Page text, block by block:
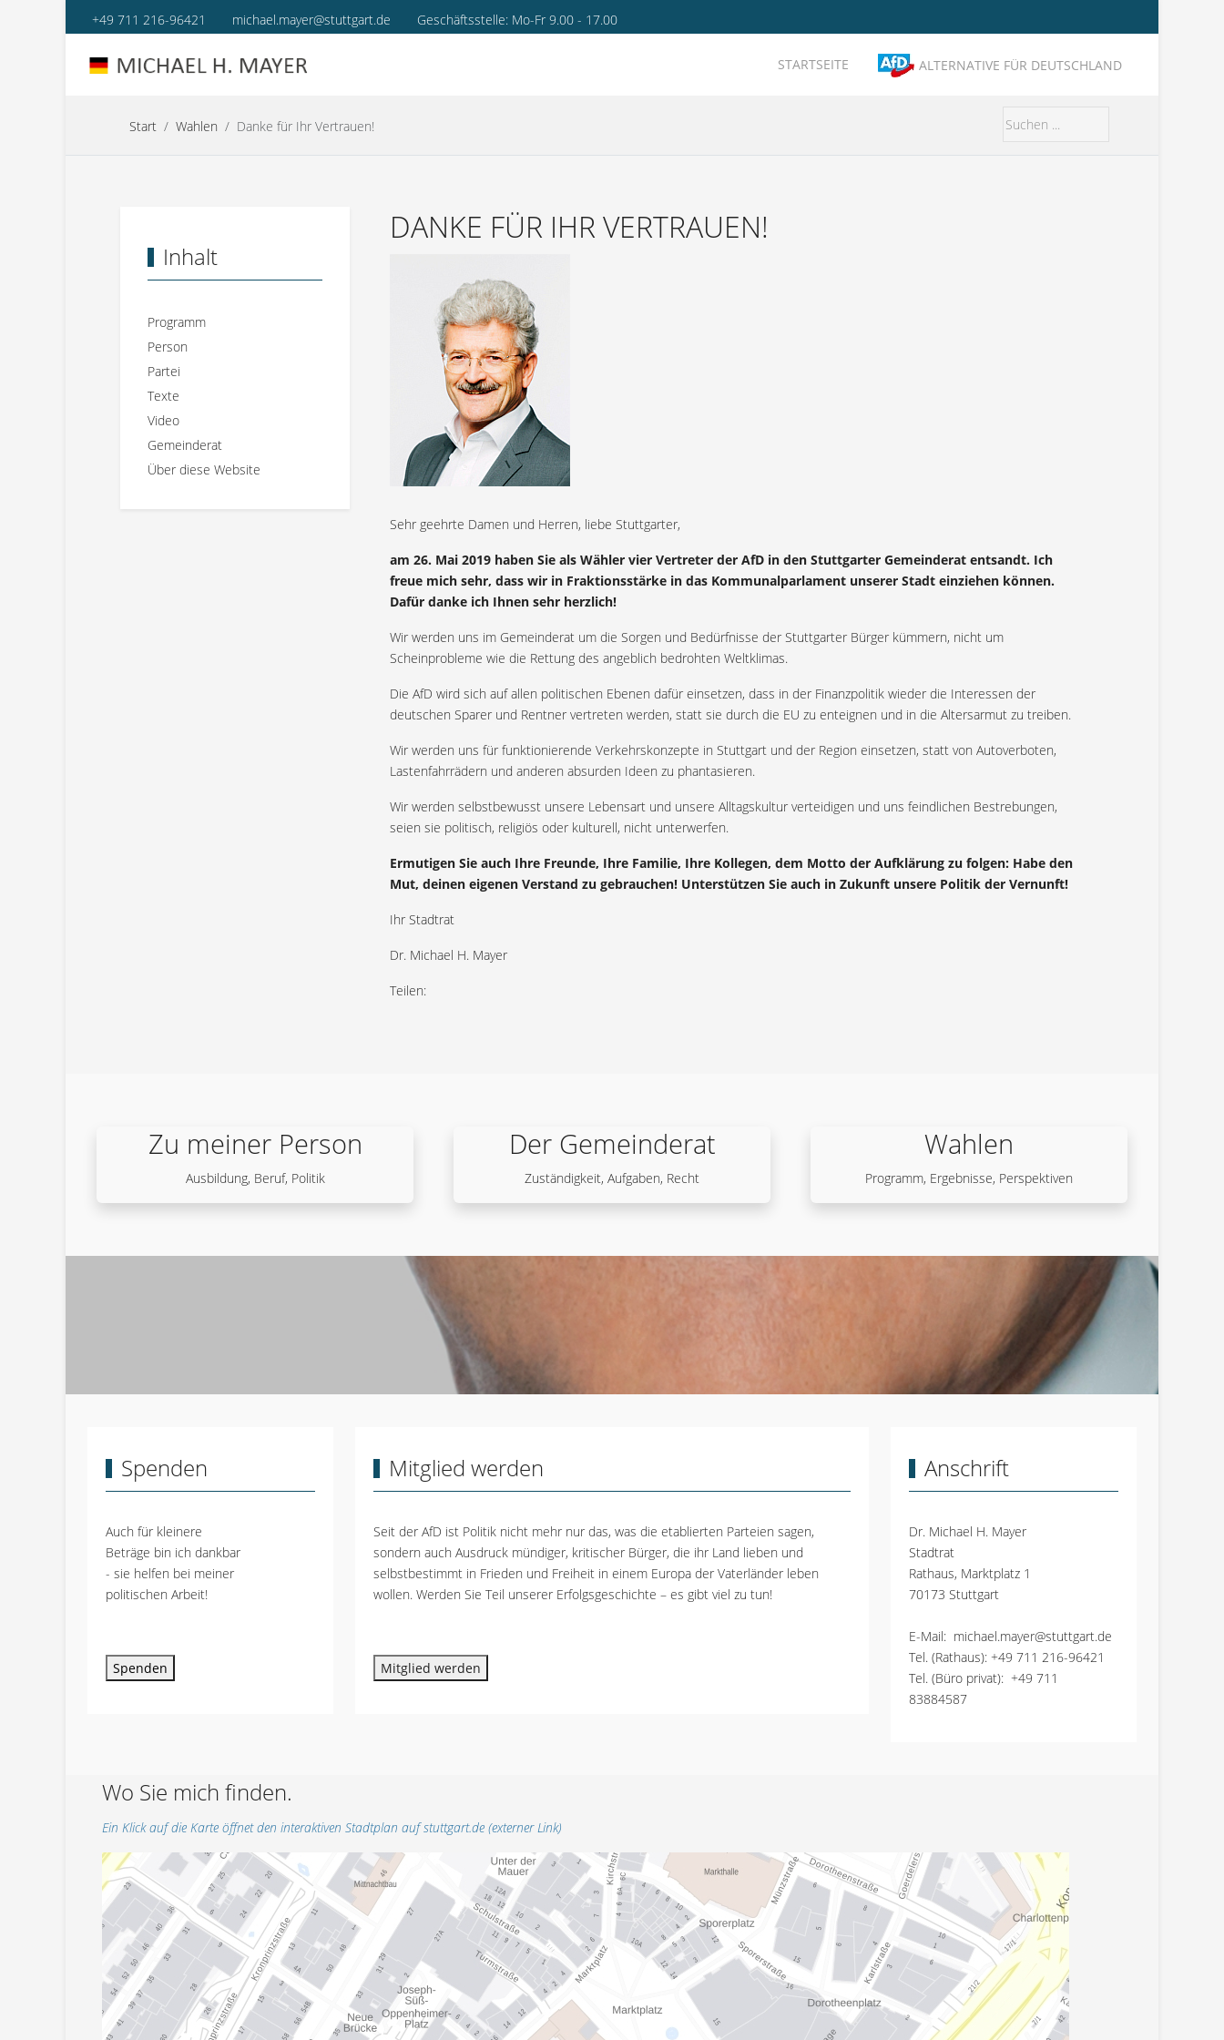
+49 711 216-96421 michael.mayer@stuttgart.de Geschäftsstelle: Mo-Fr 9.00 - 17.00
STARTSEITE ALTERNATIVE FÜR DEUTSCHLAND
Start Wahlen Danke für Ihr Vertrauen!
Inhalt
Programm
Person
Partei
Texte
Video
Gemeinderat
Über diese Website
DANKE FÜR IHR VERTRAUEN!
Sehr geehrte Damen und Herren, liebe Stuttgarter,
am 26. Mai 2019 haben Sie als Wähler vier Vertreter der AfD in den Stuttgarter Gemeinderat entsandt. Ich
freue mich sehr, dass wir in Fraktionsstärke in das Kommunalparlament unserer Stadt einziehen können.
Dafür danke ich Ihnen sehr herzlich!
Wir werden uns im Gemeinderat um die Sorgen und Bedürfnisse der Stuttgarter Bürger kümmern, nicht um
Scheinprobleme wie die Rettung des angeblich bedrohten Weltklimas.
Die AfD wird sich auf allen politischen Ebenen dafür einsetzen, dass in der Finanzpolitik wieder die Interessen der
deutschen Sparer und Rentner vertreten werden, statt sie durch die EU zu enteignen und in die Altersarmut zu treiben.
Wir werden uns für funktionierende Verkehrskonzepte in Stuttgart und der Region einsetzen, statt von Autoverboten,
Lastenfahrrädern und anderen absurden Ideen zu phantasieren.
Wir werden selbstbewusst unsere Lebensart und unsere Alltagskultur verteidigen und uns feindlichen Bestrebungen,
seien sie politisch, religiös oder kulturell, nicht unterwerfen.
Ermutigen Sie auch Ihre Freunde, Ihre Familie, Ihre Kollegen, dem Motto der Aufklärung zu folgen: Habe den
Mut, deinen eigenen Verstand zu gebrauchen! Unterstützen Sie auch in Zukunft unsere Politik der Vernunft!
Ihr Stadtrat
Dr. Michael H. Mayer
Teilen:
Zu meiner Person
Ausbildung, Beruf, Politik
Der Gemeinderat
Zuständigkeit, Aufgaben, Recht
Wahlen
Programm, Ergebnisse, Perspektiven
Spenden
Auch für kleinere
Beträge bin ich dankbar
- sie helfen bei meiner
politischen Arbeit!
Spenden
Mitglied werden
Seit der AfD ist Politik nicht mehr nur das, was die etablierten Parteien sagen,
sondern auch Ausdruck mündiger, kritischer Bürger, die ihr Land lieben und
selbstbestimmt in Frieden und Freiheit in einem Europa der Vaterländer leben
wollen. Werden Sie Teil unserer Erfolgsgeschichte – es gibt viel zu tun!
Mitglied werden
Anschrift
Dr. Michael H. Mayer
Stadtrat
Rathaus, Marktplatz 1
70173 Stuttgart
E-Mail: michael.mayer@stuttgart.de
Tel. (Rathaus): +49 711 216-96421
Tel. (Büro privat): +49 711
83884587
Wo Sie mich finden.
Ein Klick auf die Karte öffnet den interaktiven Stadtplan auf stuttgart.de (externer Link)